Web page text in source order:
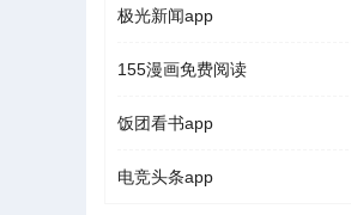
极光新闻app
155漫画免费阅读
饭团看书app
电竞头条app